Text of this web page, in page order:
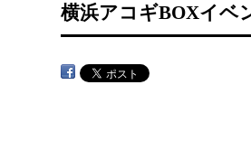
横浜アコギBOXイベ